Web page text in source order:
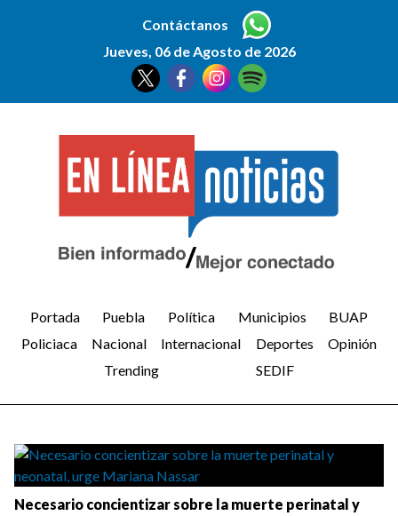
Contáctanos
Jueves, 06 de Agosto de 2026
Portada Puebla Política Municipios
BUAP
Policiaca
Nacional Internacional Deportes
Opinión
Trending
SEDIF
Necesario concientizar sobre la muerte perinatal y